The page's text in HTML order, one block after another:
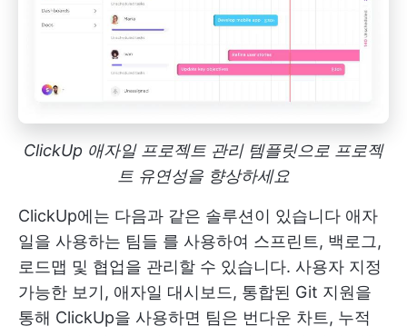
ClickUp 애자일 프로젝트 관리 템플릿으로 프로젝
트 유연성을 향상하세요
ClickUp에는 다음과 같은 솔루션이 있습니다 애자
일을 사용하는 팀들 를 사용하여 스프린트, 백로그,
로드맵 및 협업을 관리할 수 있습니다. 사용자 지정
가능한 보기, 애자일 대시보드, 통합된 Git 지원을
통해 ClickUp을 사용하면 팀은 번다운 차트, 누적